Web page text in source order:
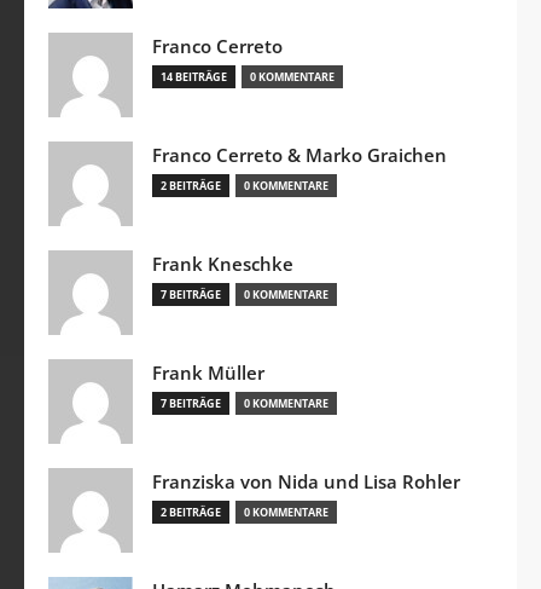
Franco Cerreto
14 BEITRÄGE 0 KOMMENTARE
Franco Cerreto & Marko Graichen
2 BEITRÄGE 0 KOMMENTARE
Frank Kneschke
7 BEITRÄGE 0 KOMMENTARE
Frank Müller
7 BEITRÄGE 0 KOMMENTARE
Franziska von Nida und Lisa Rohler
2 BEITRÄGE 0 KOMMENTARE